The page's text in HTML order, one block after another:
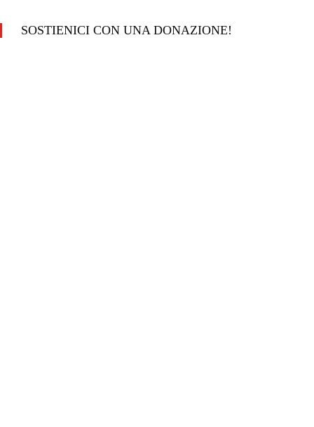
SOSTIENICI CON UNA DONAZIONE!